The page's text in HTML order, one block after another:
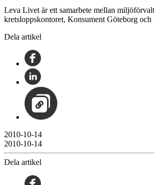
Leva Livet är ett samarbete mellan
kretsloppskontoret, Konsument Göteborg och
Dela artikel
2010-10-14
2010-10-14
Dela artikel